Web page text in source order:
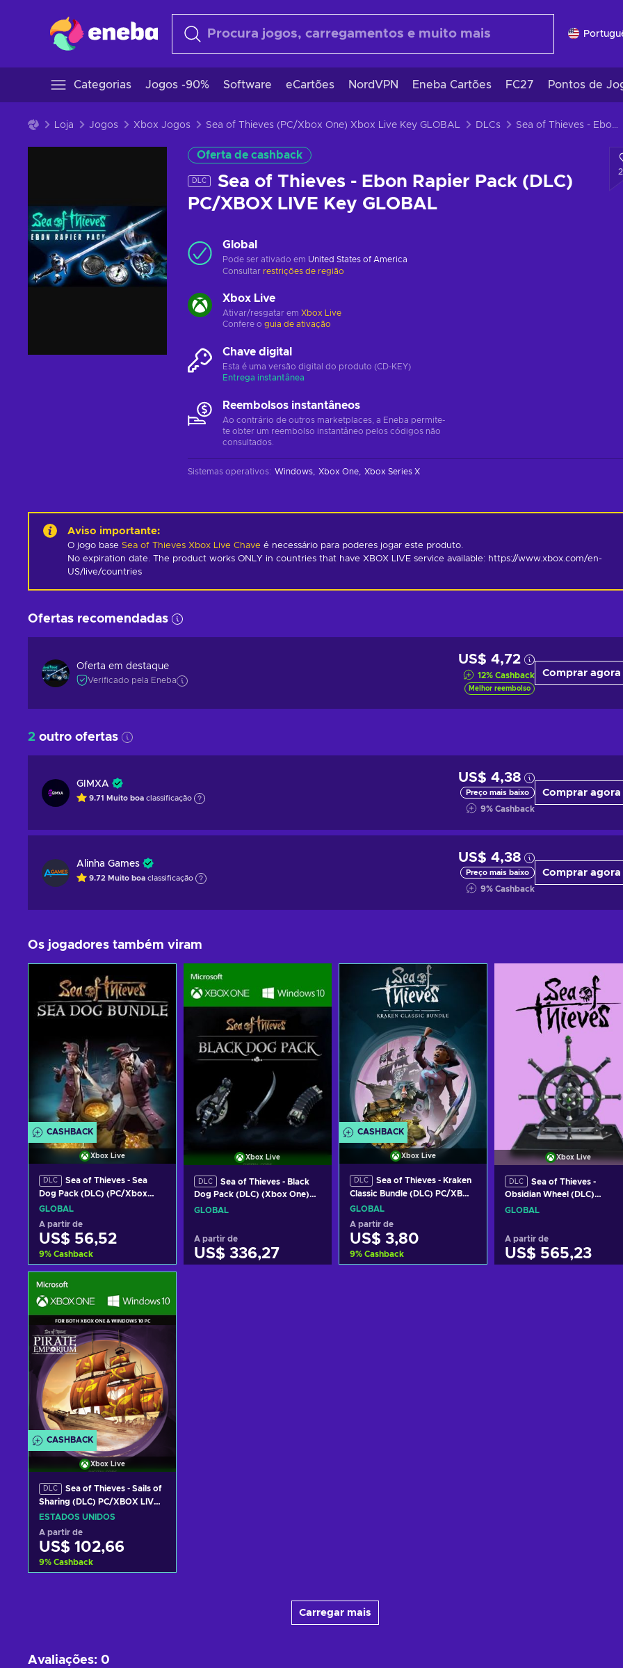
Categorias Jogos -90% Software eCartões NordVPN Eneba Cartões FC27 Pontos de
Loja Jogos Xbox Jogos Sea of Thieves (PC/Xbox One) Xbox Live Key GLOBAL DLCs Sea of Thieves - Ebon Rapier Pack (DLC) PC/XBOX LIVE Key GLOBAL
Oferta de cashback
DLC
Sea of Thieves - Ebon Rapier Pack (DLC)
PC/XBOX LIVE Key GLOBAL
Global
Pode ser ativado em United States of America
Consultar restrições de região
Xbox Live
Ativar/resgatar em Xbox Live
Confere o guia de ativação
Chave digital
Esta é uma versão digital do produto (CD-KEY)
Entrega instantânea
Reembolsos instantâneos
Ao contrário de outros marketplaces, a Eneba permite-
te obter um reembolso instantâneo pelos códigos não
consultados.
Sistemas operativos: Windows Xbox One Xbox Series X
Aviso importante:
O jogo base Sea of Thieves Xbox Live Chave é necessário para poderes jogar este produto.
No expiration date. The product works ONLY in countries that have XBOX LIVE service available: https://www.xbox.com/en-
US/live/countries
Ofertas recomendadas
Oferta em destaque
Verificado pela Eneba
US$ 4,72
12% Cashback
Melhor reembolso
Comprar agora
2 outro ofertas
GIMXA
9.71 Muito boa classificação
US$ 4,38
Preço mais baixo
9% Cashback
Comprar agora
Alinha Games
9.72 Muito boa classificação
US$ 4,38
Preço mais baixo
9% Cashback
Comprar agora
Os jogadores também viram
CASHBACK
Xbox Live
DLC
Sea of Thieves - Sea
Dog Pack (DLC) (PC/Xbox
One) Xbox Live Key GLOBAL
GLOBAL
A partir de
US$ 56,52
9% Cashback
Adicionar ao carrinho
Consultar ofertas
Xbox Live
DLC
Sea of Thieves - Black
Dog Pack (DLC) (Xbox One)
Xbox Live Key GLOBAL
GLOBAL
A partir de
US$ 336,27
CASHBACK
Xbox Live
DLC
Sea of Thieves - Kraken
Classic Bundle (DLC) PC/XBOX
LIVE Key GLOBAL
GLOBAL
A partir de
US$ 3,80
9% Cashback
Xbox Live
DLC
Sea of Thieves -
Obsidian Wheel (DLC)
PC/XBOX LIVE Key GLOBAL
GLOBAL
A partir de
US$ 565,23
CASHBACK
Xbox Live
DLC
Sea of Thieves - Sails of
Sharing (DLC) PC/XBOX LIVE
Key UNITED STATES
ESTADOS UNIDOS
A partir de
US$ 102,66
9% Cashback
Carregar mais
Avaliações: 0